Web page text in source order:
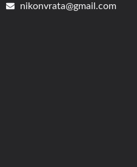
nikonvrata@gmail.com